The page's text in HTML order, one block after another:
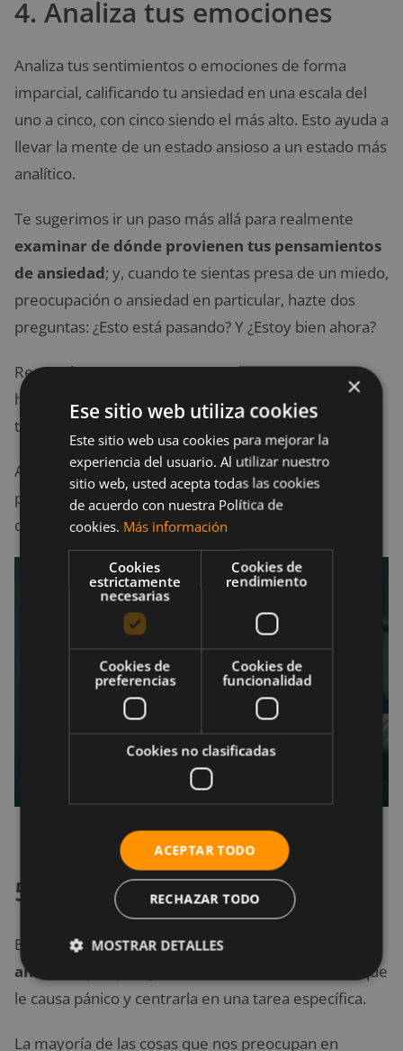
4. Analiza tus emociones
Analiza tus sentimientos o emociones de forma
imparcial, calificando tu ansiedad en una escala del
uno a cinco, con cinco siendo el más alto. Esto ayuda a
llevar la mente de un estado ansioso a un estado más
analítico.
Te sugerimos ir un paso más allá para realmente
examinar de dónde provienen tus pensamientos
de ansiedad; y, cuando te sientas presa de un miedo,
preocupación o ansiedad en particular, hazte dos
preguntas: ¿Esto está pasando? Y ¿Estoy bien ahora?
Recuerda que nuestros pensamientos no son
hechos, son como el clima: pasan y cambian todo el
tiempo, por lo que no tienes que aferrarte a ellos.
A menudo nuestra ansiedad tiene que ver con la
preocupación por el pasado y por el futuro, por lo
que puede resultar útil centrarse en el presente.
5. Cuenta
El recuento es unatáctica clásica para controlar la
ansiedad
porque ayuda a distraer la mente de lo que
le causa pánico y centrarla en una tarea específica.
La mayoría de las cosas que nos preocupan en
×
Ese sitio web utiliza cookies
Este sitio web usa cookies para mejorar la
experiencia del usuario. Al utilizar nuestro
sitio web, usted acepta todas las cookies
de acuerdo con nuestra Política de
cookies. Más información
Cookies
estrictamente
necesarias
Cookies de
rendimiento
Cookies de
preferencias
Cookies de
funcionalidad
Cookies no clasificadas
ACEPTAR TODO
RECHAZAR TODO
MOSTRAR DETALLES